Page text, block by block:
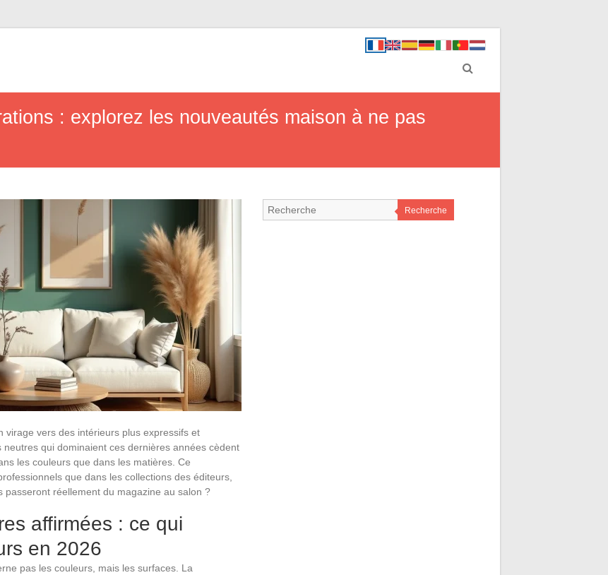
: explorez les nouveautés maison à ne pas
vers des intérieurs plus expressifs et
qui dominaient ces dernières années cèdent
les couleurs que dans les matières. Ce
que dans les collections des éditeurs,
réellement du magazine au salon ?
affirmées : ce qui
en 2026
pas les couleurs, mais les surfaces. La
Recherche